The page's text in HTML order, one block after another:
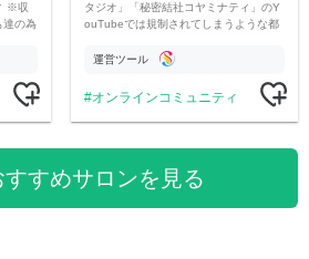
※収
達の為
タジオ」「秘密結社コヤミナティ」のY
ouTubeでは規制されてしまうような都
公開。
運営ツール
オンラインコミュニティ
すすめサロンを見る